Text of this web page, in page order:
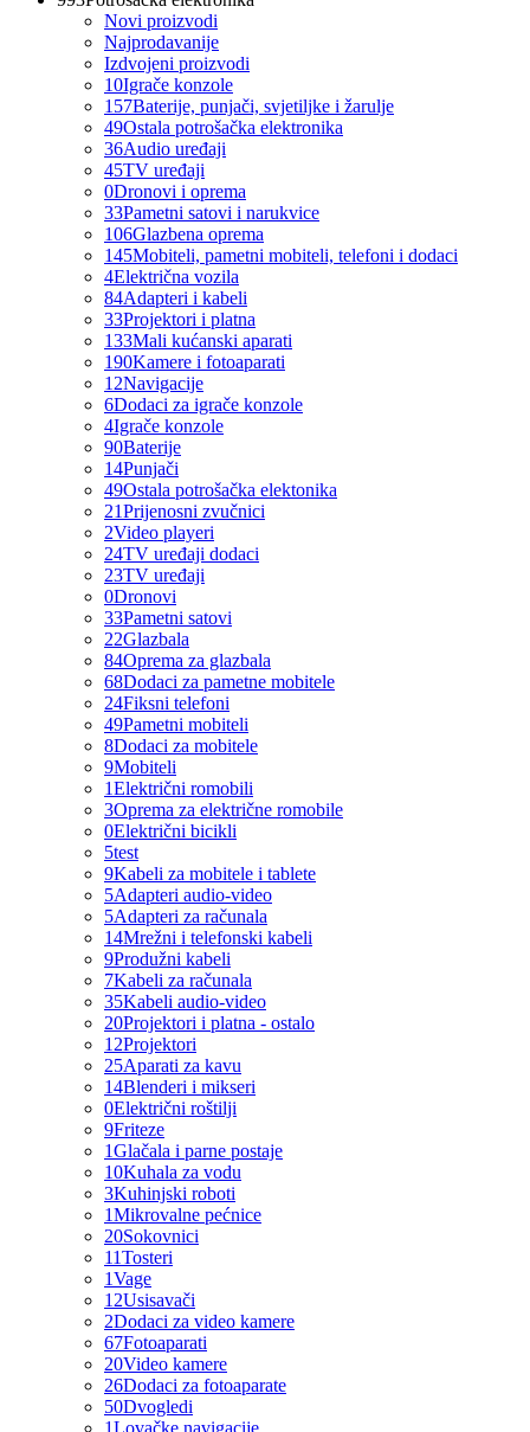
Novi proizvodi
Najprodavanije
Izdvojeni proizvodi
10Igrače konzole
157Baterije, punjači, svjetiljke i žarulje
49Ostala potrošačka elektronika
36Audio uređaji
45TV uređaji
0Dronovi i oprema
33Pametni satovi i narukvice
106Glazbena oprema
145Mobiteli, pametni mobiteli, telefoni i dodaci
4Električna vozila
84Adapteri i kabeli
33Projektori i platna
133Mali kućanski aparati
190Kamere i fotoaparati
12Navigacije
6Dodaci za igrače konzole
4Igrače konzole
90Baterije
14Punjači
49Ostala potrošačka elektonika
21Prijenosni zvučnici
2Video playeri
24TV uređaji dodaci
23TV uređaji
0Dronovi
33Pametni satovi
22Glazbala
84Oprema za glazbala
68Dodaci za pametne mobitele
24Fiksni telefoni
49Pametni mobiteli
8Dodaci za mobitele
9Mobiteli
1Električni romobili
3Oprema za električne romobile
0Električni bicikli
5test
9Kabeli za mobitele i tablete
5Adapteri audio-video
5Adapteri za računala
14Mrežni i telefonski kabeli
9Produžni kabeli
7Kabeli za računala
35Kabeli audio-video
20Projektori i platna - ostalo
12Projektori
25Aparati za kavu
14Blenderi i mikseri
0Električni roštilji
9Friteze
1Glačala i parne postaje
10Kuhala za vodu
3Kuhinjski roboti
1Mikrovalne pećnice
20Sokovnici
11Tosteri
1Vage
12Usisavači
2Dodaci za video kamere
67Fotoaparati
20Video kamere
26Dodaci za fotoaparate
50Dvogledi
1Lovačke navigacije